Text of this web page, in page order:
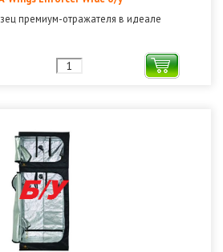
премиум-отражателя в идеале